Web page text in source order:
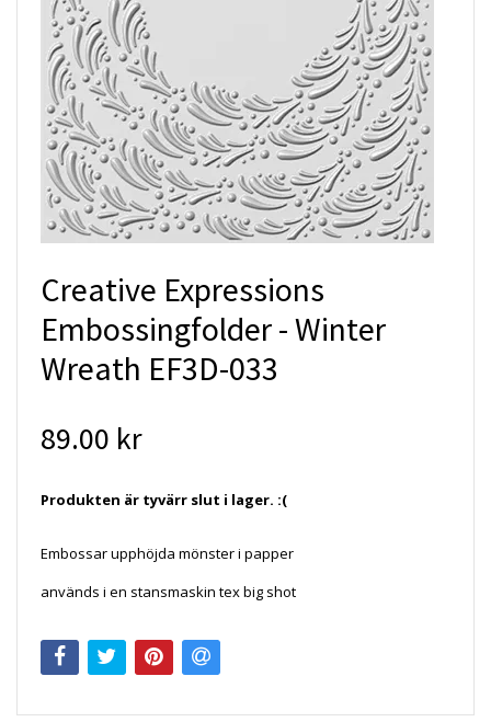
Creative Expressions
Embossingfolder - Winter
Wreath EF3D-033
89.00 kr
Produkten är tyvärr slut i lager. :(
Embossar upphöjda mönster i papper
används i en stansmaskin tex big shot